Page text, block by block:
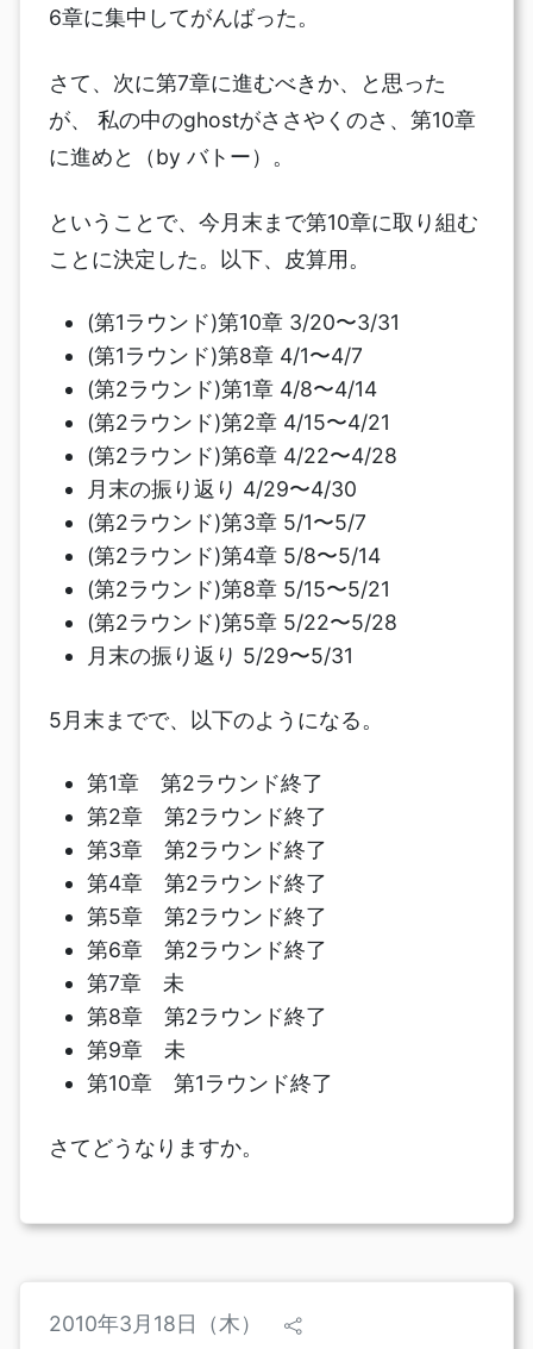
6章に集中してがんばった。
さて、次に第7章に進むべきか、と思った
が、 私の中のghostがささやくのさ、第10章
に進めと（by バトー）。
ということで、今月末まで第10章に取り組む
ことに決定した。以下、皮算用。
(第1ラウンド)第10章 3/20〜3/31
(第1ラウンド)第8章 4/1〜4/7
(第2ラウンド)第1章 4/8〜4/14
(第2ラウンド)第2章 4/15〜4/21
(第2ラウンド)第6章 4/22〜4/28
月末の振り返り 4/29〜4/30
(第2ラウンド)第3章 5/1〜5/7
(第2ラウンド)第4章 5/8〜5/14
(第2ラウンド)第8章 5/15〜5/21
(第2ラウンド)第5章 5/22〜5/28
月末の振り返り 5/29〜5/31
5月末までで、以下のようになる。
第1章 第2ラウンド終了
第2章 第2ラウンド終了
第3章 第2ラウンド終了
第4章 第2ラウンド終了
第5章 第2ラウンド終了
第6章 第2ラウンド終了
第7章 未
第8章 第2ラウンド終了
第9章 未
第10章 第1ラウンド終了
さてどうなりますか。
2010年3月18日（木）